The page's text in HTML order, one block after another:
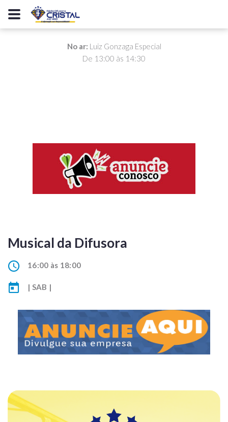
No ar: Luiz Gonzaga Especial
De 13:00 às 14:30
Musical da Difusora
16:00 às 18:00
| SAB |